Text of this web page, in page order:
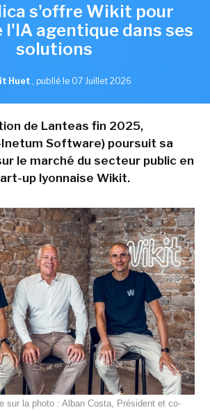
s'offre Wikit pour
agentique dans ses
solutions
Huet , publié le 07 Juillet 2026
de Lanteas fin 2025,
Inetum Software) poursuit sa
le marché du secteur public en
up lyonnaise Wikit.
sur la photo : Alban Costa, Président et co-